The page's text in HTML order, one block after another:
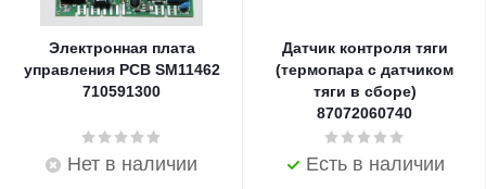
Электронная плата
управления PCB SM11462
710591300
Нет в наличии
Датчик контроля тяги
(термопара с датчиком
тяги в сборе)
87072060740
Есть в наличии